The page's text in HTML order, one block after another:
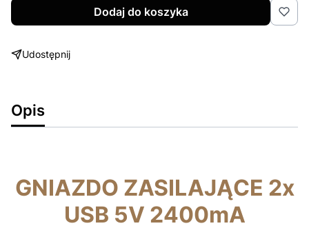
Dodaj do koszyka
Udostępnij
Opis
GNIAZDO ZASILAJĄCE 2x
USB 5V 2400mA